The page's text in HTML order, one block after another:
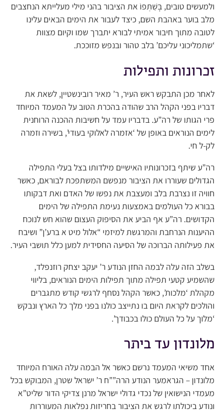
ולמעשים טובים, בְְּשַׁתְּפוֹ את הציבור בהני מילי מעלייתא הנחצבים
מלב בוער באהבת השם, כיצד לעבור את הימים הבאים עלינו
לטובה מתוך חיבור אמיתי לבורא יתברך שמו וקיום מצוות
‘שתמליכוני עליכם’ בלב טהור ובנפש מזוככת.
זכרונות ותפילות
לאחר מכן התבקש ראש העיר, ר’ מאיר רובינשטיין, לשאת את
דבריו בפני הקהל הרב שהודה בהכרת הטוב על המעמד המיוחד
פרי הגותו של רה”ע. בדבריו עמד על חשיבות ההכנה הרוחנית
לימים הנוראים באופן של ‘אזמרה לאלוקי בעודי’, בשירה וזמרה
לק-ל חי.
רה”ע שיתף בזכרונותיו האישיים מילדותו בצל בעלי התפילה
הגדולים שעוררו את הציבור מנפשם המשתפכת לבוראם, כאשר
חוויה זו נצרבת בלב ומעצבת את נפשו של האדם ואת דבקותו
בבורא כל העולמים באמצעות נעימת התפילה של הימים
הקדושים. רה”ע אף הביע את הסיפוק העצום שהוא חש לנוכח
ההיענות הנרחבת והמרגשת למיזמי “אלול מיט א ברע’ן” ושיבח
את פעילותה הברוכה של הסיעה החסידית למען כלל תושבי העיר.
בשלב הזה עלה לבמה החזן הנודע ר’ יעקב יצחק רוזנפלד,
שהשמיע קטעי תפילה מתוך תפילות הימים הנוראים, בליווי
מקהלת ‘מלכות’, כאשר הקהל נסחף לרגשי קודש מתגברים
והולכים לקראת היום בו נתייצב כולנו בפני מלך כל הארץ ונבקש
‘מלוך על כל העולם כולו בכבודך’.
מלונדון עד ביתר
אחד משיאי המעמד נרשם כאשר אל הבמה עלה האורח המיוחד
מלונדון – הגראמער הנודע הרה””ח ר’ ישראל שטרן, המבוקש בכל
מעמדי הנישואין של נכדי גדולי ישראל מרנן צדיקי הדור שליט”א
ונודע ביכולתו לרגש את הציבור בחריזות נפלאות המעוררות